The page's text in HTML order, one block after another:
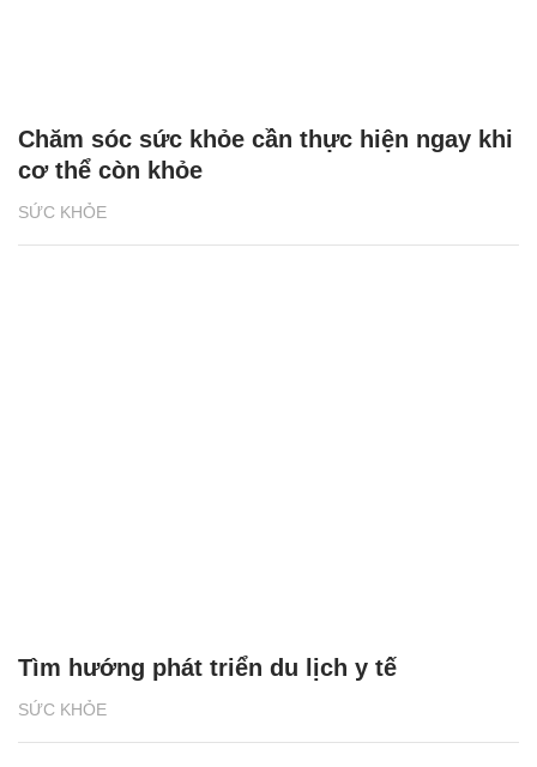
SỨC KHỎE
Chăm sóc sức khỏe cần thực hiện ngay khi
cơ thể còn khỏe
SỨC KHỎE
Tìm hướng phát triển du lịch y tế